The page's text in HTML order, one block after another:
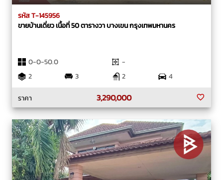
รหัส T-145956
ขายบ้านเดี่ยว เนื้อที่ 50 ตารางวา บางเขน กรุงเทพมหานคร
0-0-50.0
-
2
3 2
4
ราคา
3,290,000